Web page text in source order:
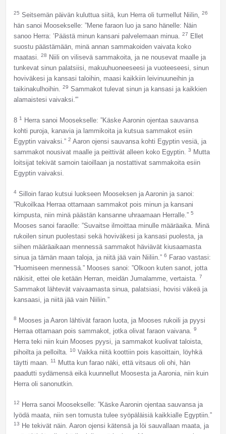
25 Seitsemän päivän kuluttua siitä, kun Herra oli turmellut Niilin, 26
hän sanoi Moosekselle: ”Mene faraon luo ja sano hänelle: Näin
sanoo Herra: ’Päästä minun kansani palvelemaan minua. 27
Ellet
suostu päästämään, minä annan sammakoiden vaivata koko
maatasi. 28
Niili on vilisevä sammakoita, ja ne nousevat maalle ja
tunkevat sinun palatsiisi, makuuhuoneeseesi ja vuoteeseesi, sinun
hoviväkesi ja kansasi taloihin, maasi kaikkiin leivinuuneihin ja
taikinakulhoihin. 29 Sammakot tulevat sinun ja kansasi ja kaikkien
alamaistesi vaivaksi.'”
8 1
Herra sanoi Moosekselle: ”Käske Aaronin ojentaa sauvansa
kohti puroja, kanavia ja lammikoita ja kutsua sammakot esiin
Egyptin vaivaksi.” 2 Aaron ojensi sauvansa kohti Egyptin vesiä, ja
sammakot nousivat maalle ja peittivät alleen koko Egyptin. 3
Mutta
loitsijat tekivät samoin taioillaan ja nostattivat sammakoita esiin
Egyptin vaivaksi.
4Silloin farao kutsui luokseen Mooseksen ja Aaronin ja sanoi:
”Rukoilkaa Herraa ottamaan sammakot pois minun ja kansani
kimpusta, niin minä päästän kansanne uhraamaan Herralle.” 5
Mooses sanoi faraolle: ”Suvaitse ilmoittaa minulle määräaika. Minä
rukoilen sinun puolestasi sekä hoviväkesi ja kansasi puolesta, ja
siihen määräaikaan mennessä sammakot häviävät kiusaamasta
sinua ja tämän maan taloja, ja niitä jää vain Niiliin.” 6
Farao vastasi:
”Huomiseen mennessä.” Mooses sanoi: ”Olkoon kuten sanot, jotta
näkisit, ettei ole ketään Herran, meidän Jumalamme, vertaista. 7
Sammakot lähtevät vaivaamasta sinua, palatsiasi, hovisi väkeä ja
kansaasi, ja niitä jää vain Niiliin.”
8
Mooses ja Aaron lähtivät faraon luota, ja Mooses rukoili ja pyysi
Herraa ottamaan pois sammakot, jotka olivat faraon vaivana. 9
Herra teki niin kuin Mooses pyysi, ja sammakot kuolivat taloista,
pihoilta ja pelloilta. 10 Vaikka niitä koottiin pois kasoittain, löyhkä
täytti maan. 11
Mutta kun farao näki, että vitsaus oli ohi, hän
paadutti sydämensä eikä kuunnellut Moosesta ja Aaronia, niin kuin
Herra oli sanonutkin.
12
Herra sanoi Moosekselle: ”Käske Aaronin ojentaa sauvansa ja
lyödä maata, niin sen tomusta tulee syöpäläisiä kaikkialle Egyptiin.”
13
He tekivät näin. Aaron ojensi kätensä ja löi sauvallaan maata, ja